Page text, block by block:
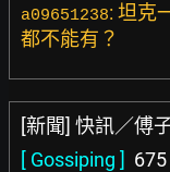
a09651238: 坦克
都不能有？
[新聞] 快訊／傅
[ Gossiping ] 675